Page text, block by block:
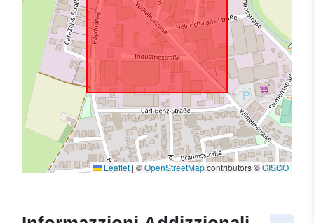
Leaflet | ©OpenStreetMapcontributors ©GISCO